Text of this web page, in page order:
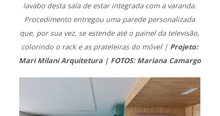
lavabo desta sala de estar integrada com a varanda.
Procedimento entregou uma parede personalizada
que, por sua vez, se estende até o painel da televisão,
colorindo o rack e as prateleiras do móvel | Projeto:
Mari Milani Arquitetura | FOTOS: Mariana Camargo